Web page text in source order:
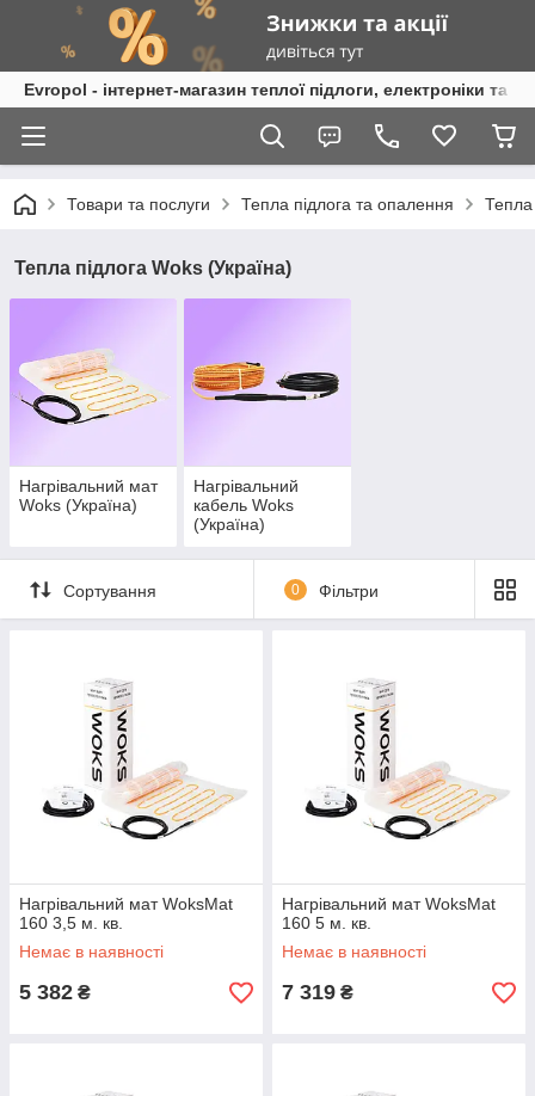
Evropol - інтернет-магазин теплої підлоги, електроніки та
Товари та послуги Тепла підлога та опалення Тепла
Тепла підлога Woks (Україна)
Нагрівальний мат
Woks (Україна)
Нагрівальний
кабель Woks
(Україна)
Сортування 0 Фільтри
Нагрівальний мат WoksMat
160 3,5 м. кв.
Немає в наявності
5 382 ₴
Нагрівальний мат WoksMat
160 5 м. кв.
Немає в наявності
7 319 ₴